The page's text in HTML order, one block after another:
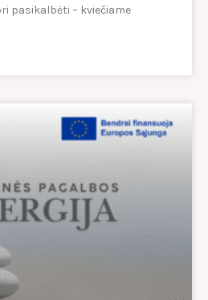
pasikalbėti – kviečiame